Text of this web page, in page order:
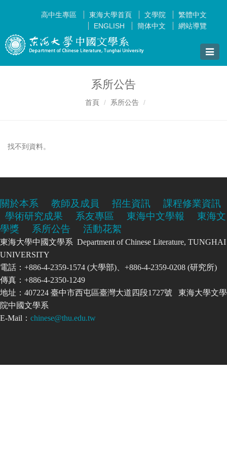
高中生專區 東海大學首頁 文學院
繁體中文
ENGLISH
簡体中文 網站導覽
Toggle
系所公告
首頁 系所公告
找不到資料。
關於本系 教師及成員 招生資訊
課程修業資訊
學術研究成果
系友專區 東海中文學報
東海文
學獎
系所公告 活動花絮
東海大學中國文學系 Department of Chinese Literature, TUNGHAI
UNIVERSITY
電話：+886-4-2359-1574 (大學部)、+886-4-2359-0208 (研究所)
傳真：+886-4-2350-1249
地址：407224 臺中市西屯區臺灣大道四段1727號 東海大學文學
院中國文學系
E-Mail： chinese@thu.edu.tw